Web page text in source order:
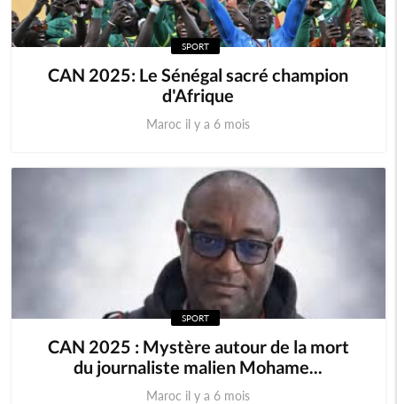
SPORT
‎CAN 2025: Le Sénégal sacré champion
d'Afrique
Maroc il y a 6 mois
SPORT
CAN 2025 : Mystère autour de la mort
du journaliste malien Mohame...
Maroc il y a 6 mois